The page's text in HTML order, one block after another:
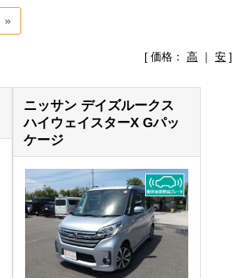
»
[ 価格： 高 ｜ 安 ]
ニッサン デイズルークス
ハイウェイスターX Gパッ
ケージ